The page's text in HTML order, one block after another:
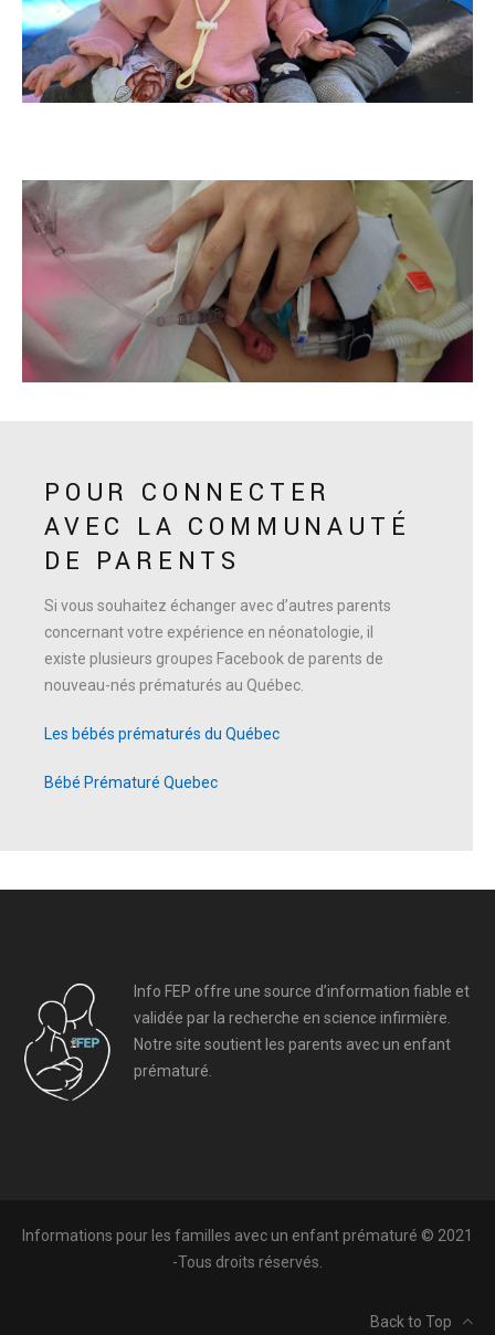
POUR CONNECTER
AVEC LA COMMUNAUTÉ
DE PARENTS
Si vous souhaitez échanger avec d’autres parents
concernant votre expérience en néonatologie, il
existe plusieurs groupes Facebook de parents de
nouveau-nés prématurés au Québec.
Les bébés prématurés du Québec
Bébé Prématuré Quebec
Info FEP offre une source d’information fiable et
validée par la recherche en science infirmière.
Notre site soutient les parents avec un enfant
prématuré.
Informations pour les familles avec un enfant prématuré © 2021
-Tous droits réservés.
Back to Top